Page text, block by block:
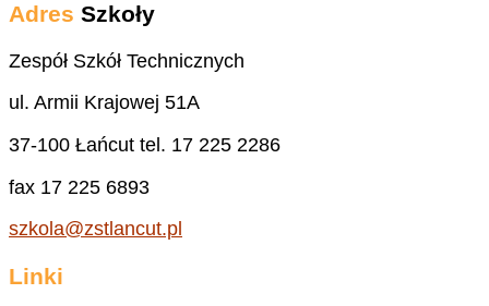
Adres Szkoły
Zespół Szkół Technicznych
ul. Armii Krajowej 51A
37-100 Łańcut tel. 17 225 2286
fax 17 225 6893
szkola@zstlancut.pl
Linki